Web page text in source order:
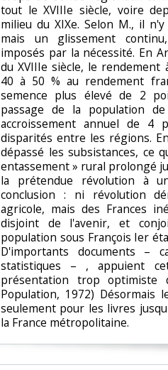
tout le XVIIIe siècle, voire
milieu du XIXe. Selon M., il
mais un glissement
imposés par la nécessité. En
du XVIIIe siècle, le
40 à 50 % au rendement
semence plus élevé de 2
passage de la population
accroissement annuel de 4
disparités entre les régions.
dépassé les subsistances, ce
entassement » rural prolongé
la prétendue révolution à
conclusion : ni révolution
agricole, mais des Frances
disjoint de l'avenir, et
population sous François Ier
D'importants documents –
statistiques – , appuient
présentation trop optimiste
Population, 1972)
seulement pour les livres
la France métropolitaine.‎